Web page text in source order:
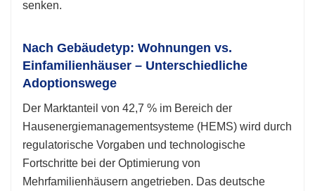
senken.
Nach Gebäudetyp: Wohnungen vs.
Einfamilienhäuser – Unterschiedliche
Adoptionswege
Der Marktanteil von 42,7 % im Bereich der
Hausenergiemanagementsysteme (HEMS) wird durch
regulatorische Vorgaben und technologische
Fortschritte bei der Optimierung von
Mehrfamilienhäusern angetrieben. Das deutsche